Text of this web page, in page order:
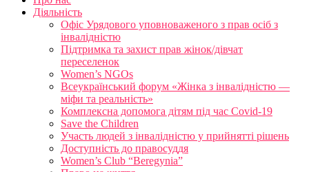
Діяльність
Офіс Урядового уповноваженого з прав осіб з
інвалідністю
Підтримка та захист прав жінок/дівчат
переселенок
Women’s NGOs
Всеукраїнський форум «Жінка з інвалідністю —
міфи та реальність»
Комплексна допомога дітям під час Covid-19
Save the Children
Участь людей з інвалідністю у прийнятті рішень
Доступність до правосуддя
Women’s Club “Beregynia”